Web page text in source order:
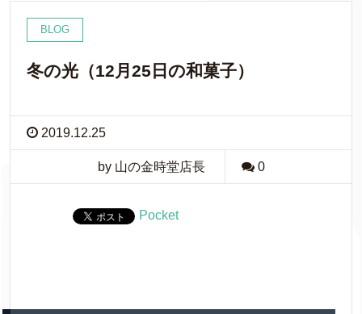
BLOG
冬の光（12月25日の和菓子）
2019.12.25
by 山の金時堂店長 0
Pocket